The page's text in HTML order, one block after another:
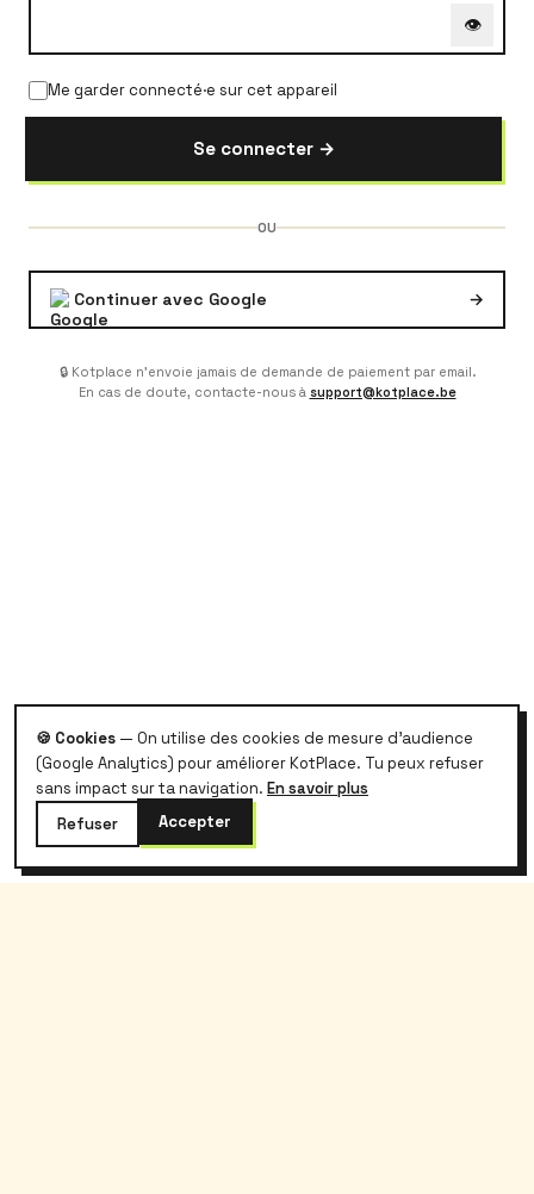
👁
Me garder connecté·e sur cet appareil
Se connecter →
OU
Continuer avec Google →
🔒 Kotplace n'envoie jamais de demande de paiement par email.
En cas de doute, contacte-nous à support@kotplace.be
🍪 Cookies — On utilise des cookies de mesure d'audience
(Google Analytics) pour améliorer KotPlace. Tu peux refuser
sans impact sur ta navigation. En savoir plus
Refuser
Accepter